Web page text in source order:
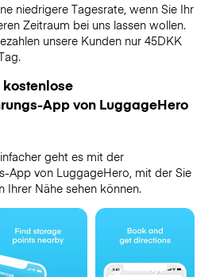
niedrigere Tagesrate, wenn Sie Ihr
Zeitraum bei uns lassen wollen.
unsere Kunden nur 45DKK
App von LuggageHero
geht es mit der
App von LuggageHero, mit der Sie
Ihrer Nähe sehen können.